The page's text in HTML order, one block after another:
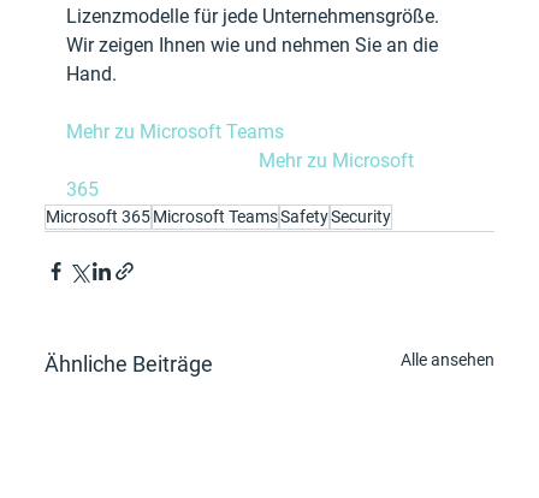
Lizenzmodelle für jede Unternehmensgröße.
Wir zeigen Ihnen wie und nehmen Sie an die
Hand.
Mehr zu Microsoft
Microsoft 365Microsoft TeamsSafetySecurity
Ähnliche Beiträge Alle ansehen